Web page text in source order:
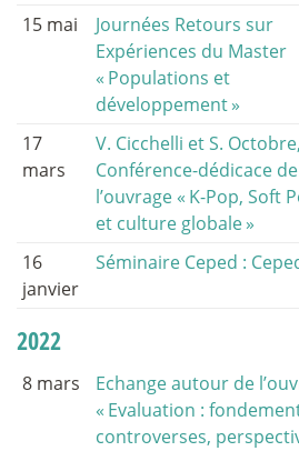
15 mai
Journées Retours sur
Expériences du Master
« Populations et
développement»
17
mars
V. Cicchelli et S. Octobre,
Conférence-dédicace de
l’ouvrage « K-Pop, Soft
et culture globale»
16
janvier
Séminaire Ceped :
2022
8 mars
Echange autour de
« Evaluation :
controverses,